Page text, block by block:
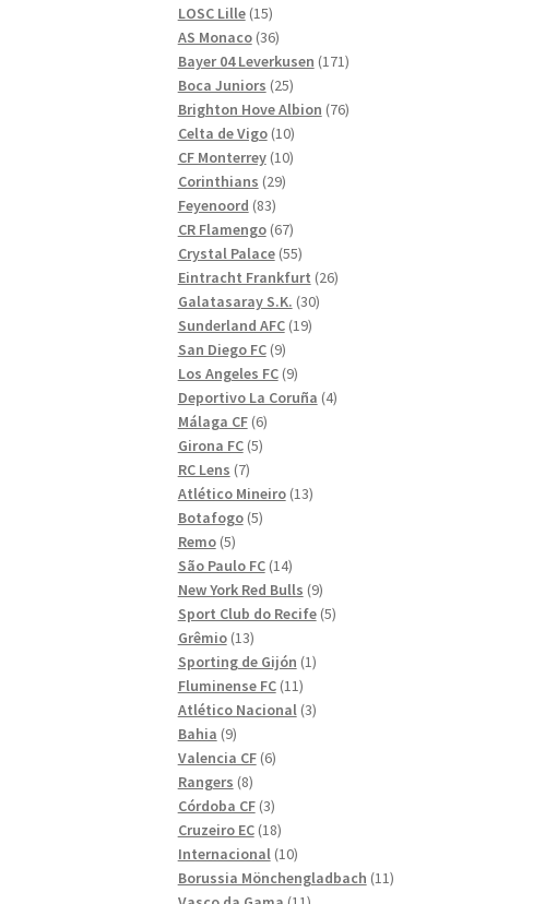
produkter
LOSC Lille 1515
produkter
AS Monaco 3636
produkter
Bayer 04 Leverkusen 171171
Boca Juniors 2525
produkter
Brighton Hove Albion 7676
Celta de Vigo 1010
produkter
CF Monterrey 1010
Corinthians 2929
Feyenoord 8383
produkter
CR Flamengo 6767
produkter
Crystal Palace 5555
produkter
Eintracht Frankfurt 2626
Galatasaray S.K. 3030
Sunderland AFC 1919
San Diego FC 99
produkter
Los Angeles FC 99
produkter
Deportivo La Coruña 44
Málaga CF 66
produkter
Girona FC 55
RC Lens 77
produkter
Atlético Mineiro 1313
Botafogo 55
Remo 55
produkter
São Paulo FC 1414
produkter
New York Red Bulls 99
produkter
Sport Club do Recife 55
Grêmio 1313
produkter
Sporting de Gijón 11
Fluminense FC 1111
produkter
Atlético Nacional 33
Bahia 99
produkter
Valencia CF 66
Rangers 88
produkter
Córdoba CF 33
produkter
Cruzeiro EC 1818
produkter
Internacional 1010
produkter
Borussia Mönchengladbach 1111